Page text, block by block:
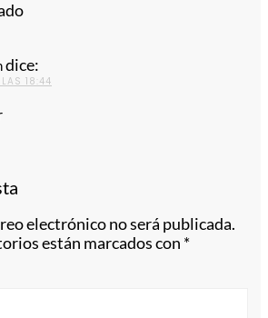
dice:
18:44
electrónico no será publicada.
están marcados con *